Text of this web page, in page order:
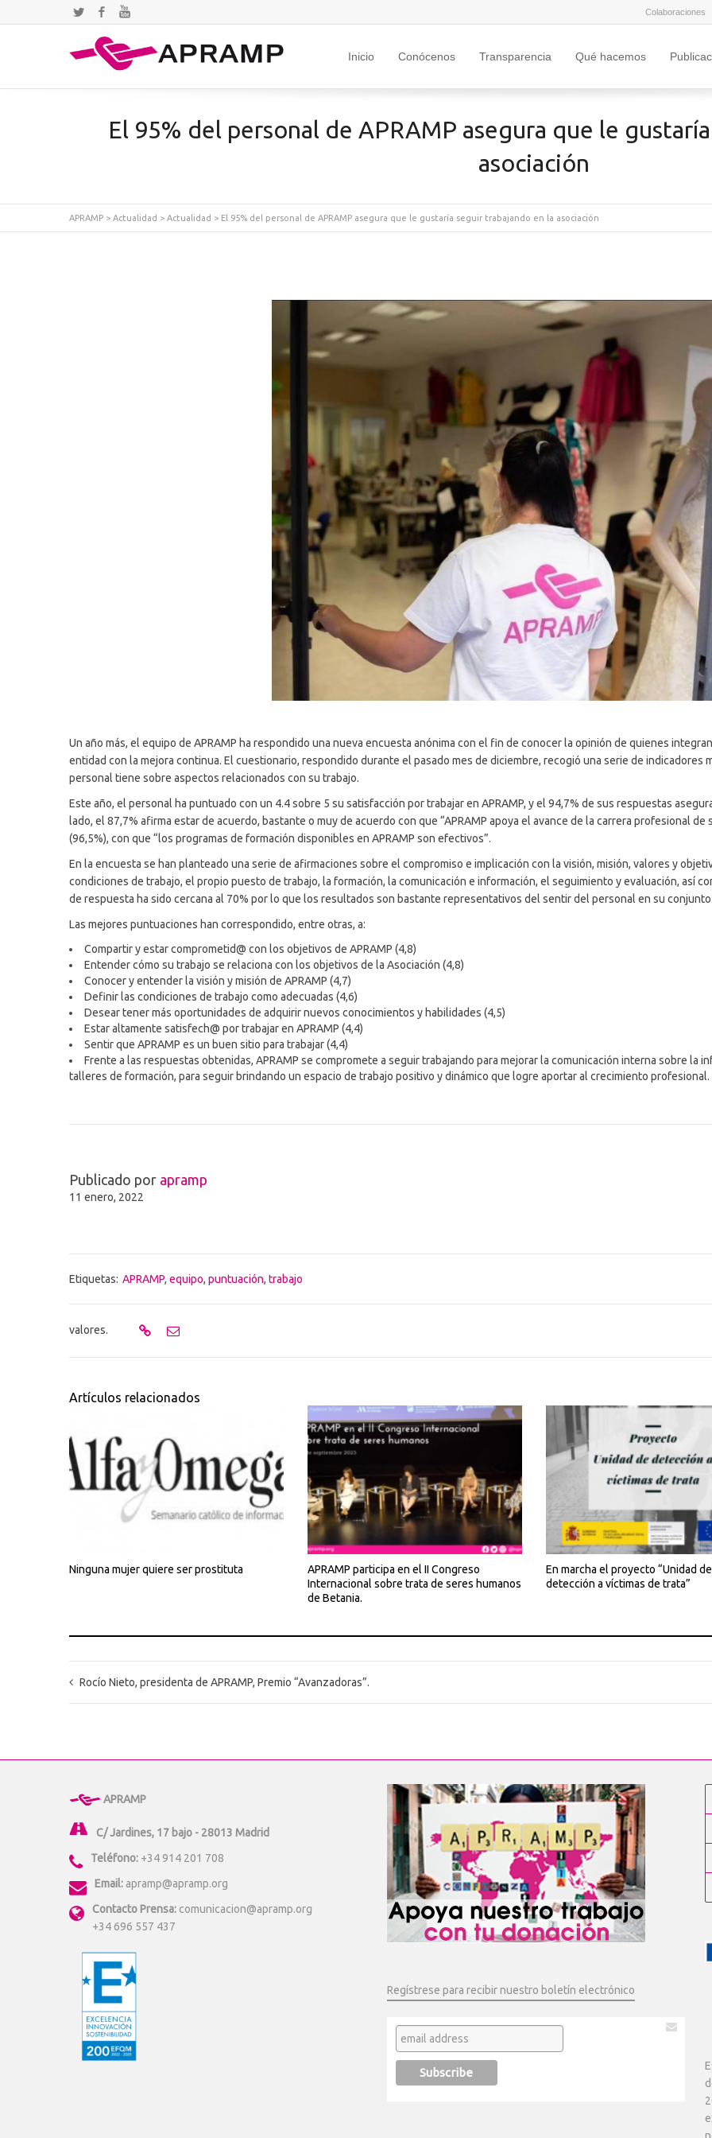
Colaboraciones
TwitterFacebook
Inicio Conócenos Transparencia Qué hacemos
El 95% del personal de APRAMP asegura que le
asociación
APRAMP > Actualidad > Actualidad > El 95% del personal de APRAMP asegura que le gustaría seguir trabajando en la asociación
Un año más, el equipo de APRAMP ha respondido una nueva encuesta anónima con el fin de conocer la opinión de quienes
entidad con la mejora continua. El cuestionario, respondido durante el pasado mes de diciembre, recogió una serie de
personal tiene sobre aspectos relacionados con su trabajo.
Este año, el personal ha puntuado con un 4.4 sobre 5 su satisfacción por trabajar en APRAMP, y el 94,7% de sus respuestas
lado, el 87,7% afirma estar de acuerdo, bastante o muy de acuerdo con que “APRAMP apoya el avance de la carrera profesional
(96,5%), con que “los programas de formación disponibles en APRAMP son efectivos”.
En la encuesta se han planteado una serie de afirmaciones sobre el compromiso e implicación con la visión, misión, valores y
condiciones de trabajo, el propio puesto de trabajo, la formación, la comunicación e información, el seguimiento y evaluación, así
de respuesta ha sido cercana al 70% por lo que los resultados son bastante representativos del sentir del personal en su
Las mejores puntuaciones han correspondido, entre otras, a:
Compartir y estar comprometid@ con los objetivos de APRAMP (4,8)
Entender cómo su trabajo se relaciona con los objetivos de la Asociación (4,8)
Conocer y entender la visión y misión de APRAMP (4,7)
Definir las condiciones de trabajo como adecuadas (4,6)
Desear tener más oportunidades de adquirir nuevos conocimientos y habilidades (4,5)
Estar altamente satisfech@ por trabajar en APRAMP (4,4)
Sentir que APRAMP es un buen sitio para trabajar (4,4)
Frente a las respuestas obtenidas, APRAMP se compromete a seguir trabajando para mejorar la comunicación interna sobre
talleres de formación, para seguir brindando un espacio de trabajo positivo y dinámico que logre aportar al crecimiento profesional.
Publicado por apramp
11 enero, 2022
Etiquetas: APRAMP, equipo, puntuación, trabajo
valores.
Artículos relacionados
Ninguna mujer quiere ser prostituta
APRAMP participa en el II Congreso
Internacional sobre trata de seres humanos
de Betania.
En marcha el proyecto “Unidad de
detección a víctimas de trata”
Rocío Nieto, presidenta de APRAMP, Premio “Avanzadoras”.
APRAMP
C/ Jardines, 17 bajo - 28013 Madrid
Teléfono: +34 914 201 708
Email: apramp@apramp.org
Contacto Prensa: comunicacion@apramp.org
+34 696 557 437
Regístrese para recibir nuestro boletín electrónico